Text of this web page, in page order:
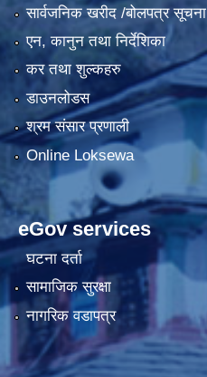
सार्वजनिक खरीद /बोलपत्र सूचना
एन, कानुन तथा निर्देशिका
कर तथा शुल्कहरु
डाउनलोडस
श्रम संसार प्रणाली
Online Loksewa
eGov services
घटना दर्ता
सामाजिक सुरक्षा
नागरिक वडापत्र